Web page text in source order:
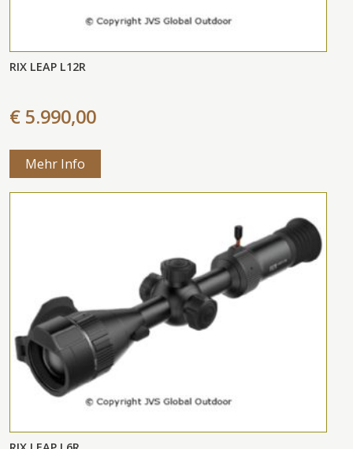
RIX LEAP L12R
€ 5.990,00
Mehr Info